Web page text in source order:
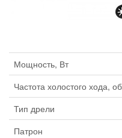
Мощность, Вт
Частота холостого хода,
Тип дрели
Патрон